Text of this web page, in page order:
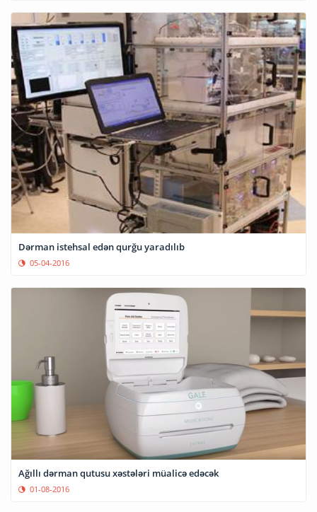
Dərman istehsal edən qurğu yaradılıb
05-04-2016
Ağıllı dərman qutusu xəstələri müalicə edəcək
01-08-2016